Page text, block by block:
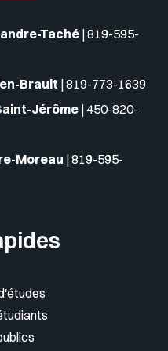
Taché |819-595-
Brault |819-773-1639
Jérôme|450-820-
Moreau |819-595-